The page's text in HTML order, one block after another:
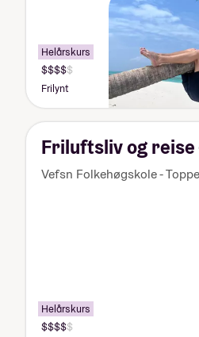
Helårskurs
Pris:
155
000-
170
000
kr
Frilynt
Friluftsliv og reise
Vefsn Folkehøgskole -
Helårskurs
Pris: